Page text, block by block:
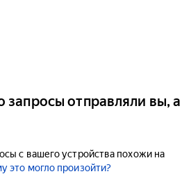
запросы отправляли вы, а
с вашего устройства похожи на
это могло произойти?